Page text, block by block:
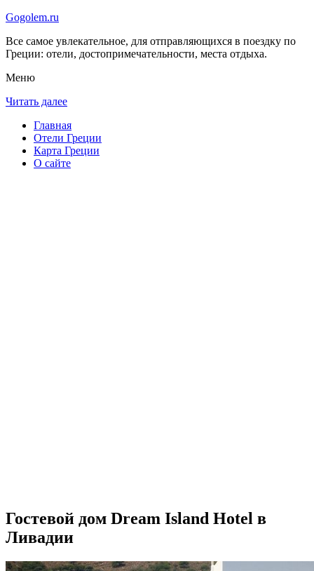
Gogolem.ru
Все самое увлекательное, для отправляющихся в поездку по
Греции: отели, достопримечательности, места отдыха.
Меню
Читать далее
Главная
Отели Греции
Карта Греции
О сайте
Гостевой дом Dream Island Hotel в
Ливадии